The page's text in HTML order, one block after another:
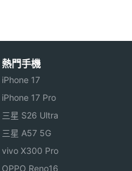
熱門手機
iPhone 17
iPhone 17 Pro
三星 S26 Ultra
三星 A57 5G
vivo X300 Pro
OPPO Reno16